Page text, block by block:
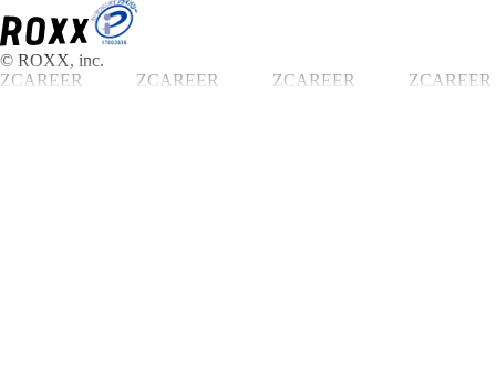
© ROXX, inc.
ZCAREER
ZCAREER ZCAREER ZCAREER